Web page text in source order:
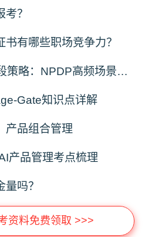
？
有哪些职场竞争力？
产品生命周期全阶段策略：NPDP高频场景题答题模板
Gate知识点详解
产品组合管理
产品管理考点梳理
吗？
资料免费领取 >>>